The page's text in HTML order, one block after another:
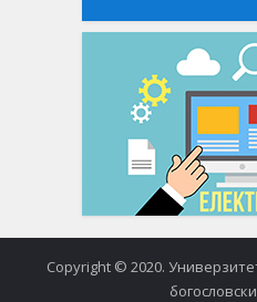
Copyright © 2020.